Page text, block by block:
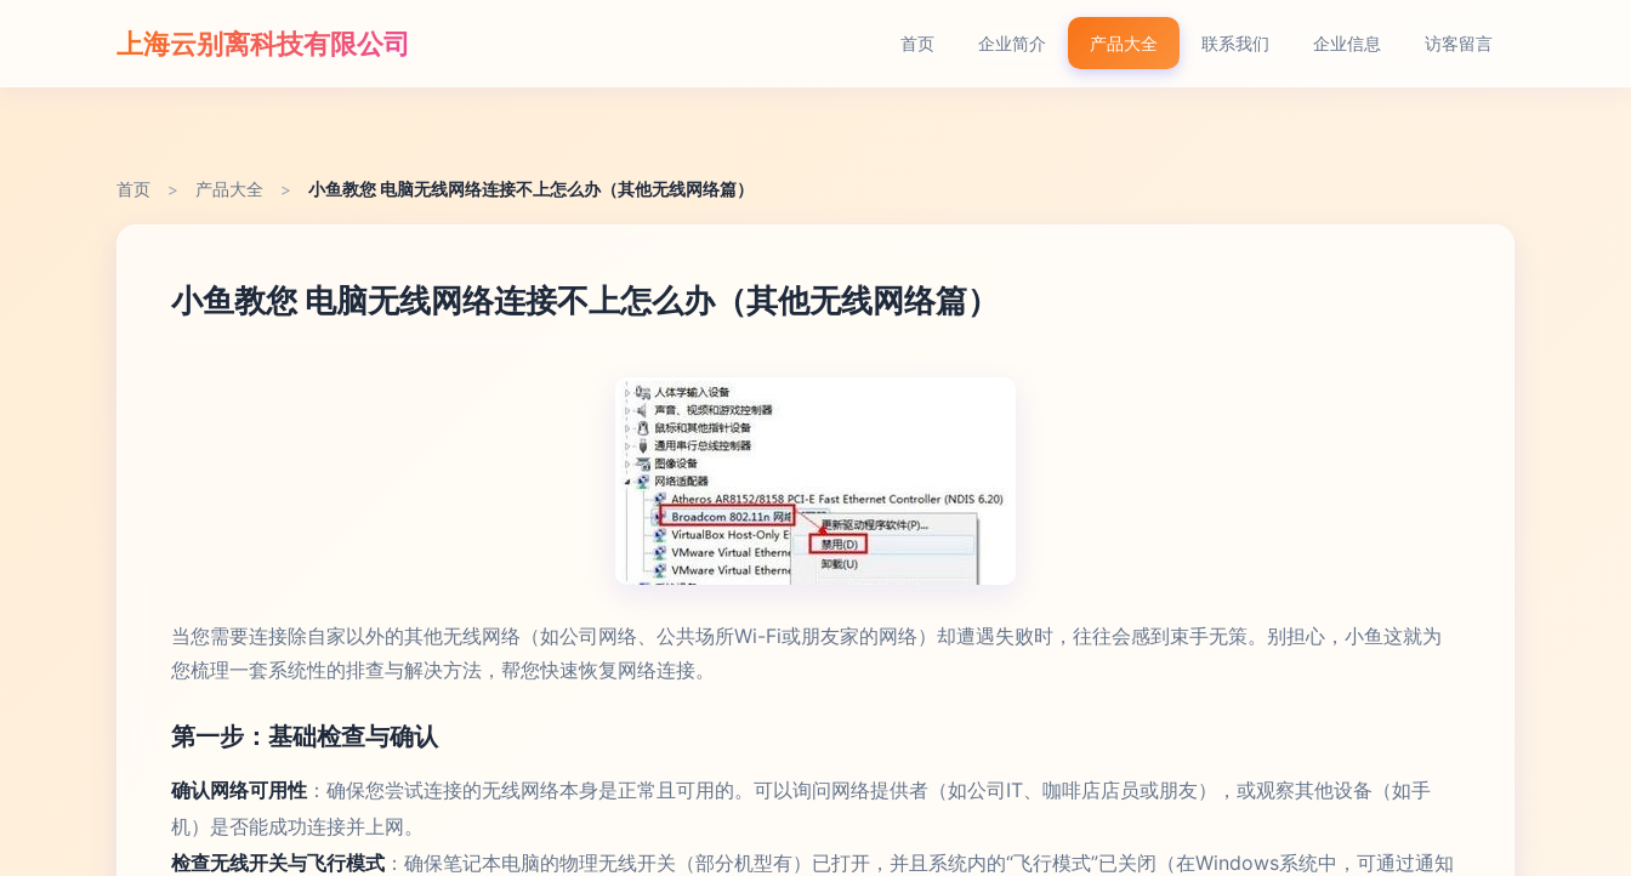
上海云别离科技有限公司 首页 企业简介 产品大全 联系我们 企业信息 访客留言
首页 > 产品大全 > 小鱼教您 电脑无线网络连接不上怎么办（其他无线网络篇）
小鱼教您 电脑无线网络连接不上怎么办（其他无线网络篇）
当您需要连接除自家以外的其他无线网络（如公司网络、公共场所Wi-Fi或朋友家的网络）却遭遇失败时，往往会感到束手无策。别担心，小鱼这就为
您梳理一套系统性的排查与解决方法，帮您快速恢复网络连接。
第一步：基础检查与确认
确认网络可用性 ：确保您尝试连接的无线网络本身是正常且可用的。可以询问网络提供者（如公司IT、咖啡店店员或朋友），或观察其他设备（如手
机）是否能成功连接并上网。
检查无线开关与飞行模式 ：确保笔记本电脑的物理无线开关（部分机型有）已打开，并且系统内的“飞行模式”已关闭（在Windows系统中，可通过通知